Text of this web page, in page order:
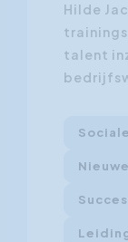
Hilde
talent